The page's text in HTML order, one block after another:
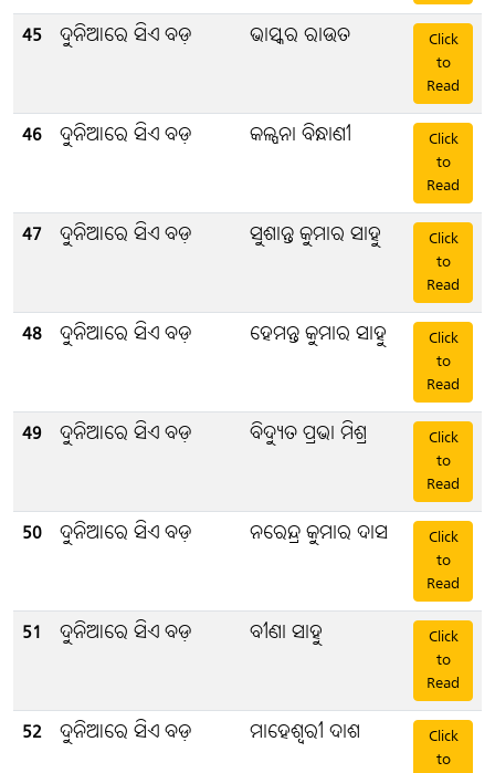
45 ଦୁନିଆରେ ସିଏ ବଡ଼ ଭାସ୍କର ରାଉତ
Click
to
Read
46 ଦୁନିଆରେ ସିଏ ବଡ଼ କଳ୍ପନା ବିନ୍ଧାଣୀ
Click
to
Read
47 ଦୁନିଆରେ ସିଏ ବଡ଼ ସୁଶାନ୍ତ କୁମାର ସାହୁ
Click
to
Read
48 ଦୁନିଆରେ ସିଏ ବଡ଼ ହେମନ୍ତ କୁମାର ସାହୁ
Click
to
Read
49 ଦୁନିଆରେ ସିଏ ବଡ଼ ବିଦ୍ୟୁତ ପ୍ରଭା ମିଶ୍ର
Click
to
Read
50 ଦୁନିଆରେ ସିଏ ବଡ଼ ନରେନ୍ଦ୍ର କୁମାର ଦାସ
Click
to
Read
51 ଦୁନିଆରେ ସିଏ ବଡ଼ ବୀଣା ସାହୁ
Click
to
Read
52 ଦୁନିଆରେ ସିଏ ବଡ଼ ମାହେଶ୍ବରୀ ଦାଶ
Click
to